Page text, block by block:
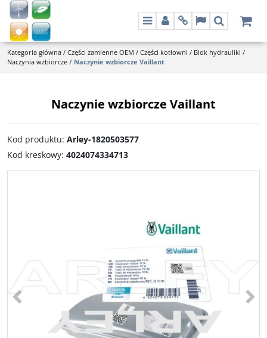
MenuPanelInfoLangSzukaj
Kategoria główna / Części zamienne OEM / Części kotłowni / Blok hydrauliki /
Naczynia wzbiorcze / Naczynie wzbiorcze Vaillant
Naczynie wzbiorcze Vaillant
Kod produktu: Arley-1820503577
Kod kreskowy: 4024074334713
<